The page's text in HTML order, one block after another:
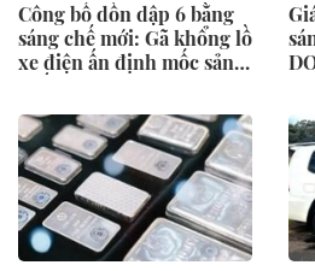
Công bố dồn dập 6 bằng
sáng chế mới: Gã khổng lồ
xe điện ấn định mốc sản
1 lần đi từ Hà Nội đến
TP.HCM